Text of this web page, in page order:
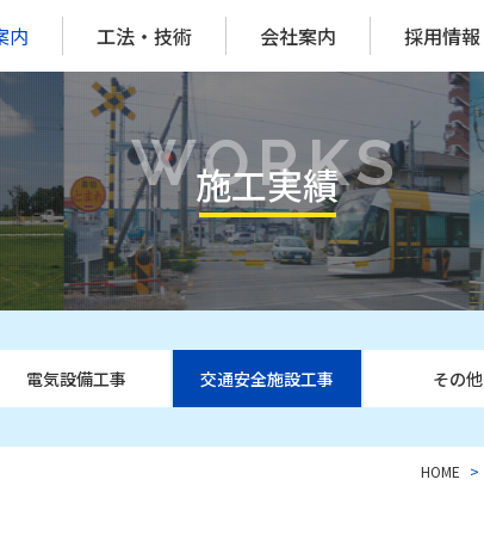
内 工法・技術 会社案内 採用情報
施工実績
WORKS
電気設備工事 交通安全施設工事 その他
HOME